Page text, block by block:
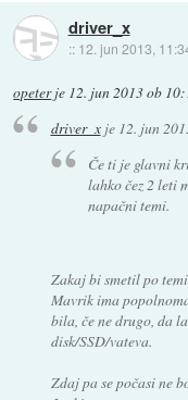
driver_x
:: 12. jun 2013,
opeterje 12. jun 2013 ob
driver_xje 12. jun
Če ti je glavni
lahko čez 2 leti
napačni temi.
Zakaj bi smetil po
Mavrik ima
bila, če ne drugo, da
disk/SSD/vateva.
Zdaj pa se počasi ne